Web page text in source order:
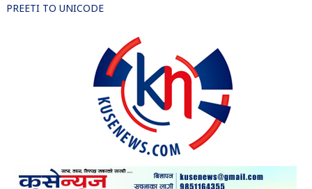
PREETI TO UNICODE